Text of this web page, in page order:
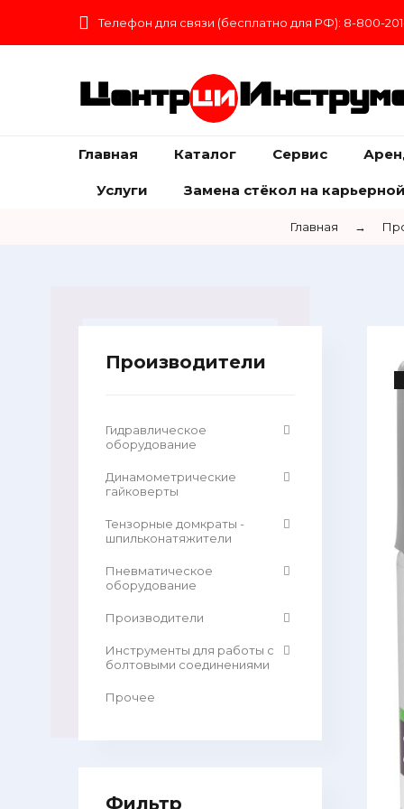
Телефон для связи (бесплатно для РФ): 8-800-
Центр
Главная Каталог Сервис
Услуги Замена стёкол на
Главная →
Производители
Гидравлическое
оборудование
Динамометрические
гайковерты
Тензорные домкраты -
шпильконатяжители
Пневматическое
оборудование
Производители
Инструменты для работы с
болтовыми соединениями
Прочее
Фильтр